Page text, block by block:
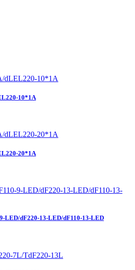
10*1A
20*1A
LED/dF220-13-LED/dF110-13-LED